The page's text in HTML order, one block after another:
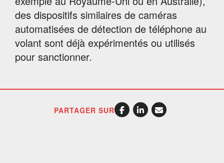
des dispositifs similaires de caméras
automatisées de détection de téléphone au
volant sont déjà expérimentés ou utilisés
pour sanctionner.
PARTAGER SUR